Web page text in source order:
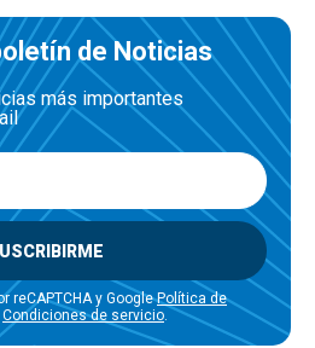
de Noticias
más importantes
reCAPTCHA y GooglePolítica de
Condiciones de servicio.